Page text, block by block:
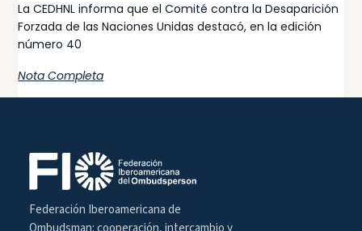
La CEDHNL informa que el Comité contra la Desaparición
Forzada de las Naciones Unidas destacó, en la edición
número 40
Nota Completa
Federación Iberoamericana de